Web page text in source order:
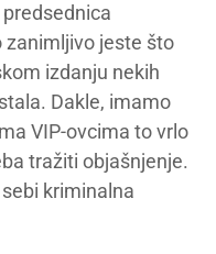
zanimljivo jeste što
izdanju nekih
Dakle, imamo
VIP-ovcima to vrlo
tražiti objašnjenje.
kriminalna